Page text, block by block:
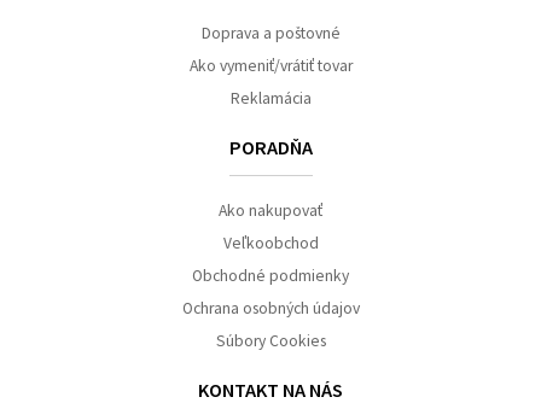
Doprava a poštovné
Ako vymeniť/vrátiť tovar
Reklamácia
PORADŇA
Ako nakupovať
Veľkoobchod
Obchodné podmienky
Ochrana osobných údajov
Súbory Cookies
KONTAKT NA NÁS